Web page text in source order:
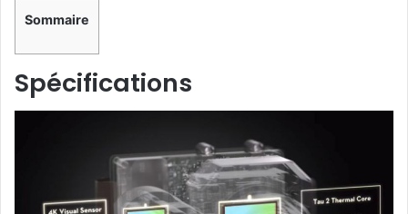
Sommaire
Spécifications